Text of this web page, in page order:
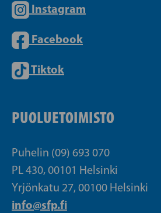
Instagram
Facebook
Tiktok
PUOLUETOIMISTO
Puhelin (09) 693 070
PL 430, 00101 Helsinki
Yrjönkatu 27, 00100 Helsinki
info@sfp.fi